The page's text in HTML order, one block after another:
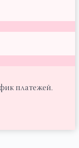
платежей.